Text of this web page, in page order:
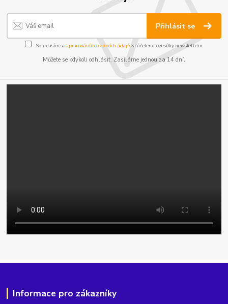
Přihlásit se
Souhlasím se zpracováním osobních údajůza účelem rozesílky newsletteru.
Můžete se kdykoli odhlásit. Zasíláme jednou za 14 dní.
Informace pro zákazníky